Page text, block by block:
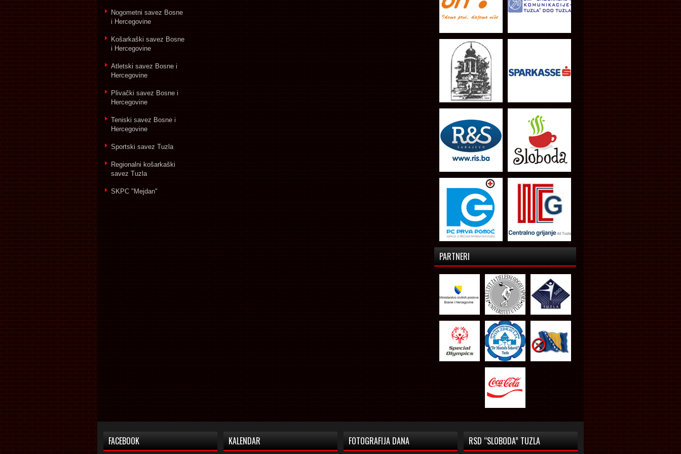
Nogometni savez Bosne
i Hercegovine
Košarkaški savez Bosne
i Hercegovine
Atletski savez Bosne i
Hercegovine
Plivački savez Bosne i
Hercegovine
Teniski savez Bosne i
Hercegovine
Sportski savez Tuzla
Regionalni košarkaški
savez Tuzla
SKPC "Mejdan"
PARTNERI
FACEBOOK KALENDAR FOTOGRAFIJA DANA RSD “SLOBODA” TUZLA